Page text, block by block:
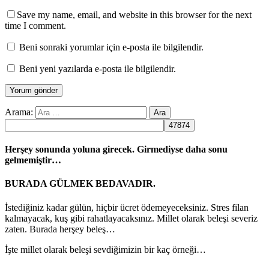
Save my name, email, and website in this browser for the next
time I comment.
Beni sonraki yorumlar için e-posta ile bilgilendir.
Beni yeni yazılarda e-posta ile bilgilendir.
Arama:
Herşey sonunda yoluna girecek. Girmediyse daha sonu
gelmemiştir…
BURADA GÜLMEK BEDAVADIR.
İstediğiniz kadar gülün, hiçbir ücret ödemeyeceksiniz. Stres filan
kalmayacak, kuş gibi rahatlayacaksınız. Millet olarak beleşi severiz
zaten. Burada herşey beleş…
İşte millet olarak beleşi sevdiğimizin bir kaç örneği…